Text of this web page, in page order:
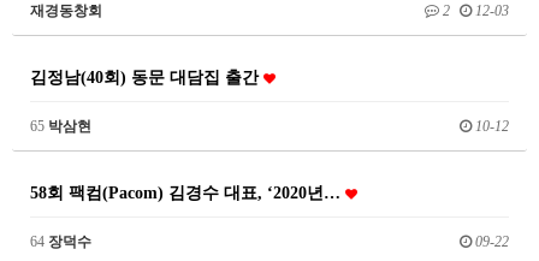
재경동창회 2 12-03
김정남(40회) 동문 대담집 출간
65 박삼현 10-12
58회 팩컴(Pacom) 김경수 대표, ‘2020년…
64 장덕수 09-22